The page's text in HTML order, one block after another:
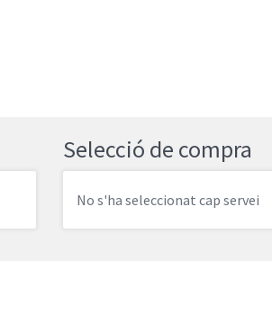
Selecció de compra
No s'ha seleccionat cap servei